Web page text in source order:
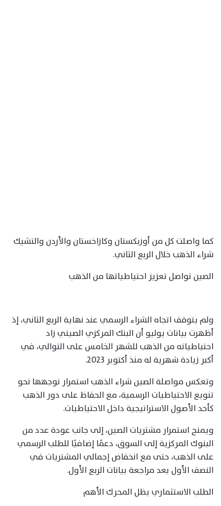
كما واصلت كل من أوزبكستان وكازاخستان والأردن والتشيك
شراء الذهب خلال الربع الثاني.
الصين تواصل تعزيز احتياطياتها من الذهب
ولم يتوقف اتجاه الشراء الرسمي عند نهاية الربع الثاني، إذ
أظهرت بيانات يوليو أن البنك المركزي الصيني زاد
احتياطياته من الذهب للشهر الخامس على التوالي، في
أكبر زيادة شهرية له منذ أكتوبر 2023.
وتعكس مواصلة الصين شراء الذهب استمرار توجهها نحو
تنويع الاحتياطيات الرسمية، مع الحفاظ على دور الذهب
كأحد الأصول الاستراتيجية داخل الاحتياطيات.
ويمنح استمرار مشتريات الصين، إلى جانب عودة عدد من
البنوك المركزية إلى السوق، دعمًا إضافيًا للطلب الرسمي
على الذهب، حتى مع انخفاض إجمالي المشتريات في
النصف الأول بعد مراجعة بيانات الربع الأول.
الطلب الاستثماري يظل المحرك الأهم